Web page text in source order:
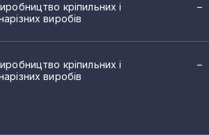
кріпильних і
виробів
–
кріпильних і
виробів
–